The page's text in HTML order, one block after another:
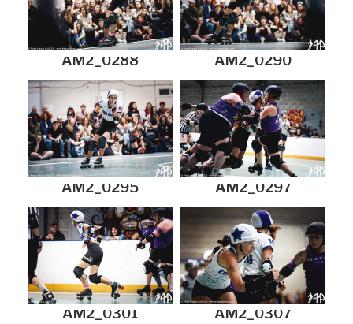
AM2_0288 AM2_0290
AM2_0295 AM2_0297
AM2_0301 AM2_0307